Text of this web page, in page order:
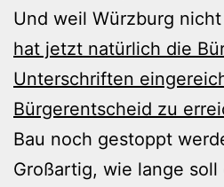
Und weil Würzburg
hat jetzt natürlich die
Unterschriften
Bürgerentscheid zu
Bau noch gestoppt
Großartig, wie lange soll